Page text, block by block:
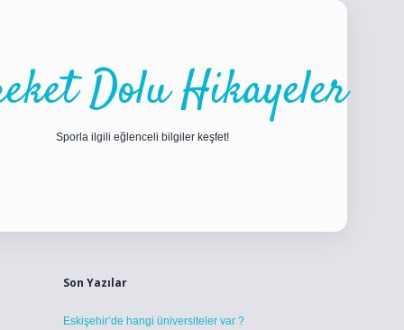
Dolu Hikayeler
Sporla ilgili eğlenceli bilgiler keşfet!
Son Yazılar
Eskişehir’de hangi üniversiteler var ?